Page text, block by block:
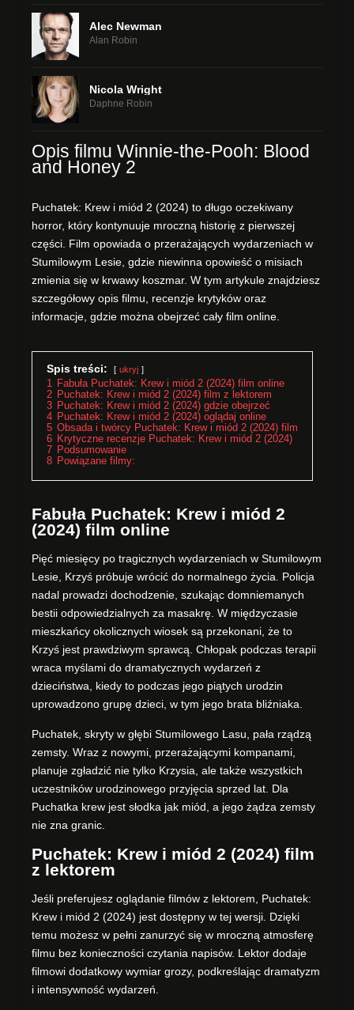
Alec Newman
Alan Robin
Nicola Wright
Daphne Robin
Opis filmu Winnie-the-Pooh: Blood
and Honey 2
Puchatek: Krew i miód 2 (2024) to długo oczekiwany
horror, który kontynuuje mroczną historię z pierwszej
części. Film opowiada o przerażających wydarzeniach w
Stumilowym Lesie, gdzie niewinna opowieść o misiach
zmienia się w krwawy koszmar. W tym artykule znajdziesz
szczegółowy opis filmu, recenzje krytyków oraz
informacje, gdzie można obejrzeć cały film online.
Spis treści: ukryj
1 Fabuła Puchatek: Krew i miód 2 (2024) film online
2 Puchatek: Krew i miód 2 (2024) film z lektorem
3 Puchatek: Krew i miód 2 (2024) gdzie obejrzeć
4 Puchatek: Krew i miód 2 (2024) oglądaj online
5 Obsada i twórcy Puchatek: Krew i miód 2 (2024) film
6 Krytyczne recenzje Puchatek: Krew i miód 2 (2024)
7 Podsumowanie
8 Powiązane filmy:
Fabuła Puchatek: Krew i miód 2
(2024) film online
Pięć miesięcy po tragicznych wydarzeniach w Stumilowym
Lesie, Krzyś próbuje wrócić do normalnego życia. Policja
nadal prowadzi dochodzenie, szukając domniemanych
bestii odpowiedzialnych za masakrę. W międzyczasie
mieszkańcy okolicznych wiosek są przekonani, że to
Krzyś jest prawdziwym sprawcą. Chłopak podczas terapii
wraca myślami do dramatycznych wydarzeń z
dzieciństwa, kiedy to podczas jego piątych urodzin
uprowadzono grupę dzieci, w tym jego brata bliźniaka.
Puchatek, skryty w głębi Stumilowego Lasu, pała rządzą
zemsty. Wraz z nowymi, przerażającymi kompanami,
planuje zgładzić nie tylko Krzysia, ale także wszystkich
uczestników urodzinowego przyjęcia sprzed lat. Dla
Puchatka krew jest słodka jak miód, a jego żądza zemsty
nie zna granic.
Puchatek: Krew i miód 2 (2024) film
z lektorem
Jeśli preferujesz oglądanie filmów z lektorem, Puchatek:
Krew i miód 2 (2024) jest dostępny w tej wersji. Dzięki
temu możesz w pełni zanurzyć się w mroczną atmosferę
filmu bez konieczności czytania napisów. Lektor dodaje
filmowi dodatkowy wymiar grozy, podkreślając dramatyzm
i intensywność wydarzeń.